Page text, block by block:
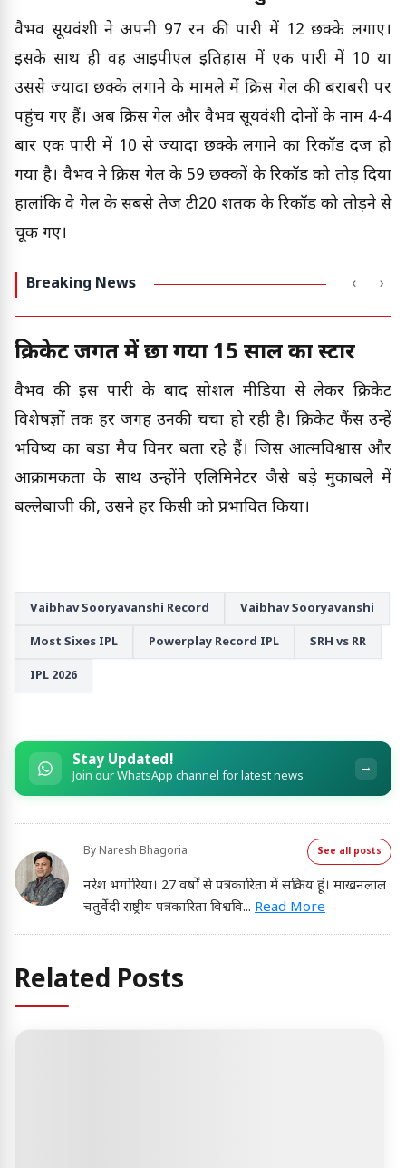
वैभव सूर्यवंशी ने अपनी 97 रन की पारी में 12 छक्के लगाए।
इसके साथ ही वह आईपीएल इतिहास में एक पारी में 10 या
उससे ज्यादा छक्के लगाने के मामले में क्रिस गेल की बराबरी पर
पहुंच गए हैं। अब क्रिस गेल और वैभव सूर्यवंशी दोनों के नाम 4-4
बार एक पारी में 10 से ज्यादा छक्के लगाने का रिकॉर्ड दर्ज हो
गया है। वैभव ने क्रिस गेल के 59 छक्कों के रिकॉर्ड को तोड़ दिया
हालांकि वे गेल के सबसे तेज टी20 शतक के रिकॉर्ड को तोड़ने से
चूक गए।
Breaking News ‹ ›
क्रिकेट जगत में छा गया 15 साल का स्टार
वैभव की इस पारी के बाद सोशल मीडिया से लेकर क्रिकेट
विशेषज्ञों तक हर जगह उनकी चर्चा हो रही है। क्रिकेट फैंस उन्हें
भविष्य का बड़ा मैच विनर बता रहे हैं। जिस आत्मविश्वास और
आक्रामकता के साथ उन्होंने एलिमिनेटर जैसे बड़े मुकाबले में
बल्लेबाजी की, उसने हर किसी को प्रभावित किया।
Vaibhav Sooryavanshi Record Vaibhav Sooryavanshi
Most Sixes IPL Powerplay Record IPL SRH vs RR
IPL 2026
Stay Updated!
Join our WhatsApp channel for latest news →
By Naresh Bhagoria See all posts
नरेश भगोरिया। 27 वर्षों से पत्रकारिता में सक्रिय हूं। माखनलाल
चतुर्वेदी राष्ट्रीय पत्रकारिता विश्ववि... Read More
Related Posts